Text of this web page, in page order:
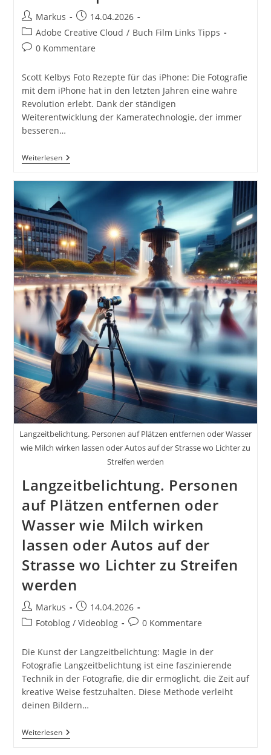
Beitrags-
Autor:
Markus
Beitrag
veröffentlicht:
14.04.2026
Beitrags-
Kategorie:
Adobe Creative Cloud / Buch Film Links Tipps
Beitrags-
0 Kommentare
Scott Kelbys Foto Rezepte für das iPhone: Die Fotografie
mit dem iPhone hat in den letzten Jahren eine wahre
Revolution erlebt. Dank der ständigen
Weiterentwicklung der Kameratechnologie, der immer
besseren…
WeiterlesenScott
Kelbys
Das
IPhone:
Über
200
Tipps
&
Tricks
Für
Perfekte
Bilder
Langzeitbelichtung. Personen auf Plätzen entfernen oder Wasser
wie Milch wirken lassen oder Autos auf der Strasse wo Lichter zu
Streifen werden
Langzeitbelichtung. Personen
auf Plätzen entfernen oder
Wasser wie Milch wirken
lassen oder Autos auf der
Strasse wo Lichter zu Streifen
werden
Beitrags-
Autor:
Markus
Beitrag
veröffentlicht:
14.04.2026
Beitrags-
Fotoblog / Videoblog
Beitrags-
0 Kommentare
Die Kunst der Langzeitbelichtung: Magie in der
Fotografie Langzeitbelichtung ist eine faszinierende
Technik in der Fotografie, die dir ermöglicht, die Zeit auf
kreative Weise festzuhalten. Diese Methode verleiht
deinen Bildern…
WeiterlesenLangzeitbelichtung.
Personen